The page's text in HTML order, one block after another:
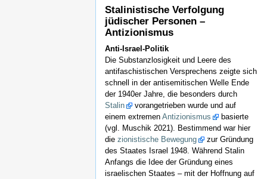
Stalinistische Verfolgung
jüdischer Personen –
Antizionismus
Anti-Israel-Politik
Die Substanzlosigkeit und Leere des
antifaschistischen Versprechens zeigte sich
schnell in der antisemitischen Welle Ende
der 1940er Jahre, die besonders durch
Stalin
vorangetrieben wurde und auf
einem extremen Antizionismus
basierte
(vgl. Muschik 2021). Bestimmend war hier
die zionistische Bewegung
zur Gründung
des Staates Israel 1948. Während Stalin
Anfangs die Idee der Gründung eines
israelischen Staates – mit der Hoffnung auf